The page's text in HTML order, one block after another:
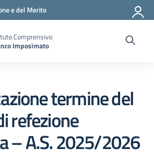
e del Merito
Comprensivo
Imposimato
termine del
refezione
– A.S. 2025/2026